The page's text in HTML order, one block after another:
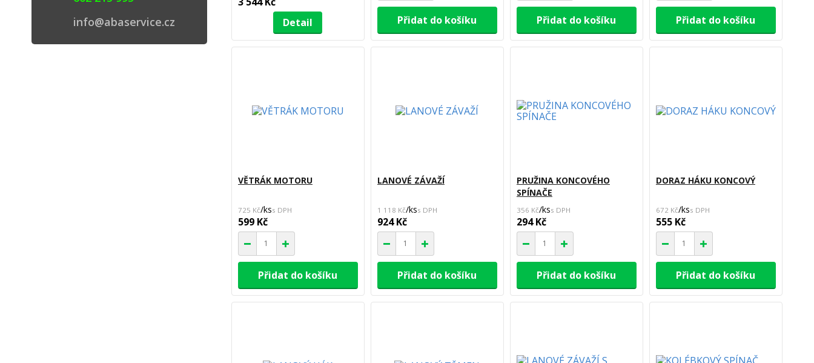
info@abaservice.cz
Detail
Přidat do košíku Přidat do košíku Přidat do košíku
VĚTRÁK MOTORU
725 Kč/ks
599 Kč
Přidat do košíku
LANOVÉ ZÁVAŽÍ
1 118 Kč/ks
924 Kč
Přidat do košíku
PRUŽINA KONCOVÉHO
SPÍNAČE
356 Kč/ks
294 Kč
Přidat do košíku
DORAZ HÁKU KONCOVÝ
672 Kč/ks
555 Kč
Přidat do košíku